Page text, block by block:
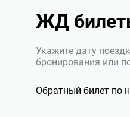
ЖД
Укажите дату
бронирования или
Обратный билет по